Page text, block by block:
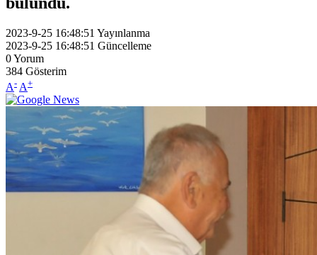
2023-9-25 16:48:51 Yayınlanma
2023-9-25 16:48:51 Güncelleme
0Yorum
384 Gösterim
A- A+